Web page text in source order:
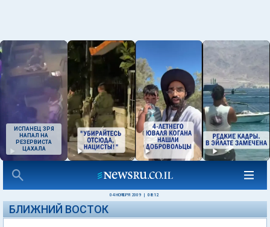
ИСПАНЕЦ ЗРЯ
НАПАЛ НА
РЕЗЕРВИСТА
ЦАХАЛА
04 НОЯБРЯ 2009 08:12
БЛИЖНИЙ ВОСТОК